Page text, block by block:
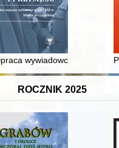
wywiadowcza
ROCZNIK 2025